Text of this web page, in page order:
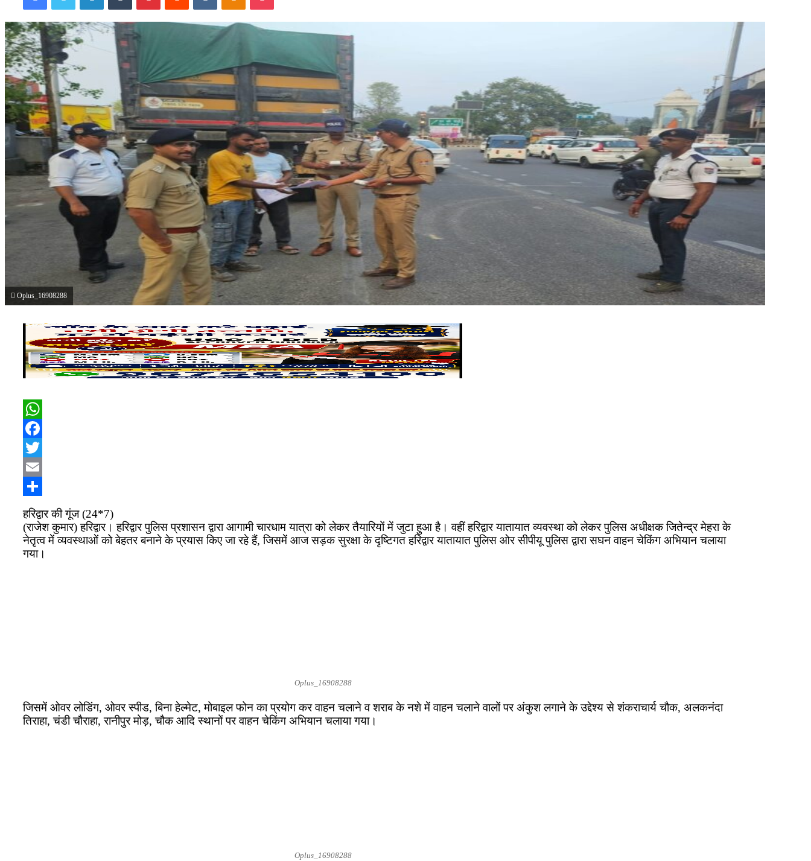
Oplus_16908288
WhatsApp
Facebook
Twitter
Email
Share
हरिद्वार की गूंज (24*7)
(राजेश कुमार) हरिद्वार। हरिद्वार पुलिस प्रशासन द्वारा आगामी चारधाम यात्रा को लेकर तैयारियों में जुटा हुआ है। वहीं हरिद्वार यातायात व्यवस्था को लेकर पुलिस अधीक्षक जितेन्द्र मेहरा के
नेतृत्व में व्यवस्थाओं को बेहतर बनाने के प्रयास किए जा रहे हैं, जिसमें आज सड़क सुरक्षा के दृष्टिगत हरिद्वार यातायात पुलिस ओर सीपीयू पुलिस द्वारा सघन वाहन चेकिंग अभियान चलाया
गया।
Oplus_16908288
जिसमें ओवर लोडिंग, ओवर स्पीड, बिना हेल्मेट, मोबाइल फोन का प्रयोग कर वाहन चलाने व शराब के नशे में वाहन चलाने वालों पर अंकुश लगाने के उद्देश्य से शंकराचार्य चौक, अलकनंदा
तिराहा, चंडी चौराहा, रानीपुर मोड़, चौक आदि स्थानों पर वाहन चेकिंग अभियान चलाया गया।
Oplus_16908288